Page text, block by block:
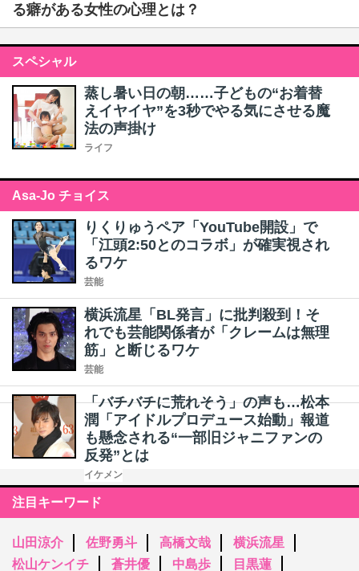
る癖がある女性の心理とは？
スペシャル
蒸し暑い日の朝……子どもの“お着替
えイヤイヤ”を3秒でやる気にさせる魔
法の声掛け
ライフ
Asa-Jo チョイス
りくりゅうペア「YouTube開設」で
「江頭2:50とのコラボ」が確実視され
るワケ
芸能
横浜流星「BL発言」に批判殺到！そ
れでも芸能関係者が「クレームは無理
筋」と断じるワケ
芸能
「バチバチに荒れそう」の声も…松本
潤「アイドルプロデュース始動」報道
も懸念される“一部旧ジャニファンの
反発”とは
イケメン
注目キーワード
山田涼介 佐野勇斗 高橋文哉
横浜流星
松山ケンイチ
蒼井優 中島歩 目黒蓮